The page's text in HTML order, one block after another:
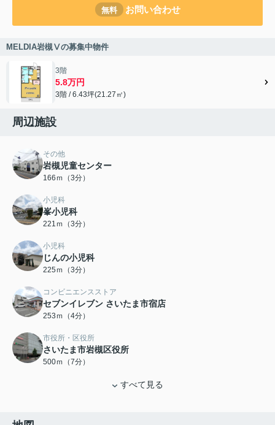
無料 お問い合わせ
MELDIA岩槻Ⅴの募集中物件
3階
5.8万円
3階 / 6.43坪(21.27㎡)
周辺施設
その他
岩槻児童センター
166ｍ（3分）
小児科
峯小児科
221ｍ（3分）
小児科
じんの小児科
225ｍ（3分）
コンビニエンスストア
セブンイレブン さいたま市宿店
253ｍ（4分）
市役所・区役所
さいたま市岩槻区役所
500ｍ（7分）
すべて見る